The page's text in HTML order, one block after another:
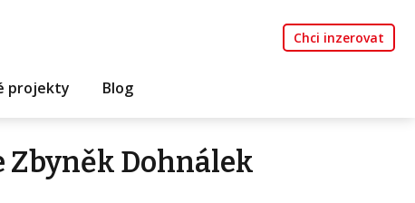
Chci inzerovat
projekty Blog
Dohnálek